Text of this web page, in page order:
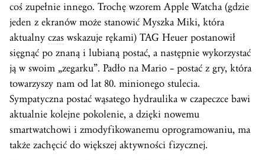
coś zupełnie innego. Trochę wzorem Apple Watcha (gdzie
jeden z ekranów może stanowić Myszka Miki, która
aktualny czas wskazuje rękami) TAG Heuer postanowił
sięgnąć po znaną i lubianą postać, a następnie wykorzystać
ją w swoim „zegarku”. Padło na Mario – postać z gry, która
towarzyszy nam od lat 80. minionego stulecia.
Sympatyczna postać wąsatego hydraulika w czapeczce bawi
aktualnie kolejne pokolenie, a dzięki nowemu
smartwatchowi i zmodyfikowanemu oprogramowaniu, ma
także zachęcić do większej aktywności fizycznej.